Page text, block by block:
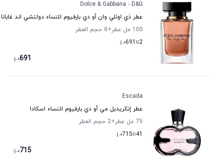
Dolce & Gabbana - D&G
عطر ذي اونلي وان أو دي بارفيوم للنساء دولتشي اند غابانا
100 مل عطر
+8
حجم العطر
2تا 691د.إ.
691د.إ.
Escada
عطر إنكريدبل مي أو دي بارفيوم للنساء اسكادا
75 مل عطر
+2
حجم العطر
41تا715د.إ.
715د.إ.